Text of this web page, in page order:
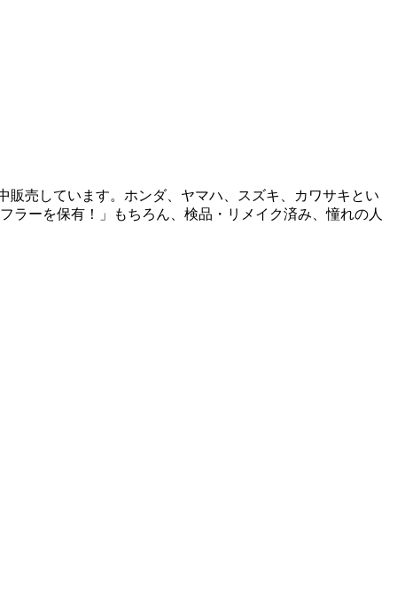
売しています。ホンダ、ヤマハ、スズキ、カワサキとい
ラーを保有！」もちろん、検品・リメイク済み、憧れの人